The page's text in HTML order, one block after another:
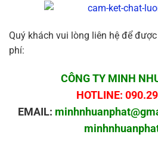
Quý khách vui lòng liên hệ để
phí:
CÔNG TY MINH
HOTLINE:
EMAIL: